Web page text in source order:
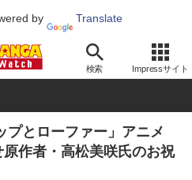
by Translate
検索 Impressサイト
プとローファー
プとローファー」アニメ
作者・高松美咲氏のお祝